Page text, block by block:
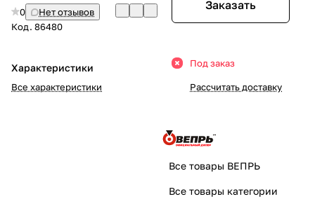
0
Нет отзывов
Код. 86480
Характеристики
Все характеристики
Заказать
Под заказ
Рассчитать доставку
Все товары ВЕПРЬ
Все товары категории
в корзину
% картой любого банка